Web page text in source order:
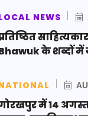
NEWS
के शब्दों में
में 14 अगस्त